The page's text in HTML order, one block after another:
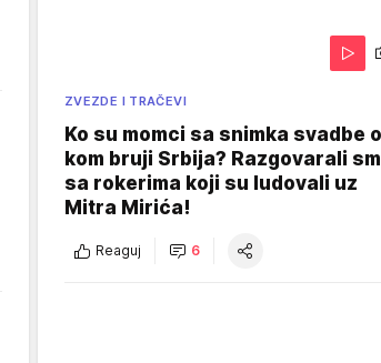
ZVEZDE I TRAČEVI
Ko su momci sa snimka svadbe o
kom bruji Srbija? Razgovarali
sa rokerima koji su ludovali uz
Mitra Mirića!
Reaguj 6